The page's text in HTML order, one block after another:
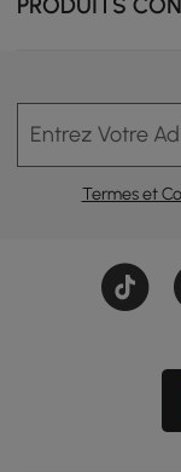
La conception
l'espace et
PRODUITS
Entrez Votre
Termes et